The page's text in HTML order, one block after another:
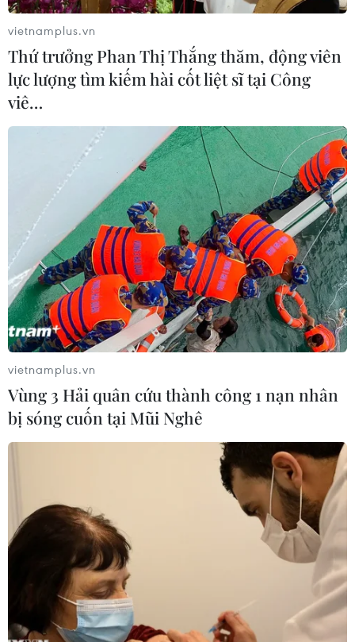
Liên hợp quốc yêu cầu Australia xem xét
lại luật hợp pháp hóa cần sa
28/10/2019 07:45
Ủy ban kiểm soát ma túy quốc tế của LHQ đã gửi thư
tới chính phủ liên bang Australia, yêu cầu làm rõ về đạo
luật trên với lý do đạo luật vi phạm ít nhất 3 công ước
quốc tế mà Australia đã ký kết.
vietnamplus.vn
Thứ trưởng Phan Thị Thắng thăm, động viên
lực lượng tìm kiếm hài cốt liệt sĩ tại Công
viê…
vietnamplus.vn
Vùng 3 Hải quân cứu thành công 1 nạn nhân
bị sóng cuốn tại Mũi Nghê